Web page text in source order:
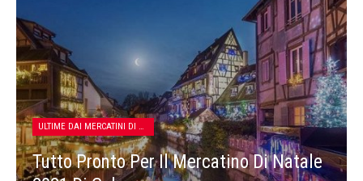
ULTIME DAI MERCATINI DI NATALE
Tutto Pronto Per Il Mercatino Di Natale